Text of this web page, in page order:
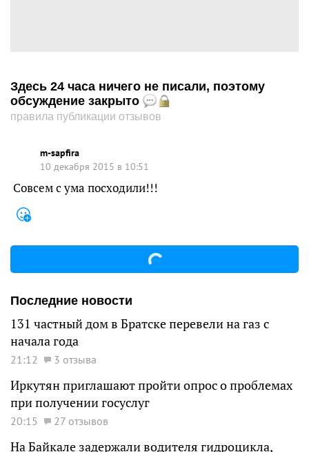
Здесь 24 часа ничего не писали, поэтому
обсуждение закрыто
правила публикации отзывов
m-sapfira
10 декабря 2015 в 10:51
Совсем с ума посходили!!!
Последние новости
131 частный дом в Братске перевели на газ с
начала года
21:12 3 отзыва
Иркутян приглашают пройти опрос о проблемах
при получении госуслуг
20:15 27 отзывов
На Байкале задержали водителя гидроцикла,